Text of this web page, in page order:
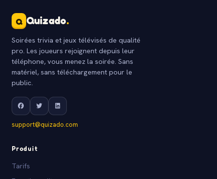
Q Quizado.
Soirées trivia et jeux télévisés de qualité
pro. Les joueurs rejoignent depuis leur
téléphone, vous menez la soirée. Sans
matériel, sans téléchargement pour le
public.
support@quizado.com
Produit
Tarifs